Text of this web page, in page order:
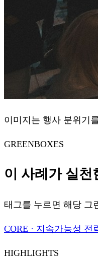
이미지는 행사 분위기
GREENBOXES
이 사례가 실천
태그를 누르면 해당 그
CORE · 지속가능성 전
HIGHLIGHTS